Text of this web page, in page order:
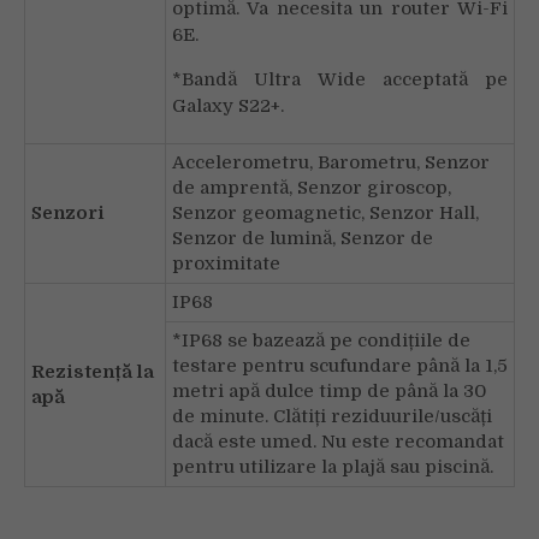
optimă. Va necesita un router Wi-Fi
6E.
*Bandă Ultra Wide acceptată pe
Galaxy S22+.
Senzori
Accelerometru, Barometru, Senzor
de amprentă, Senzor giroscop,
Senzor geomagnetic, Senzor Hall,
Senzor de lumină, Senzor de
proximitate
Rezistență la
apă
IP68
*IP68 se bazează pe condițiile de
testare pentru scufundare până la 1,5
metri apă dulce timp de până la 30
de minute. Clătiți reziduurile/uscăți
dacă este umed. Nu este recomandat
pentru utilizare la plajă sau piscină.